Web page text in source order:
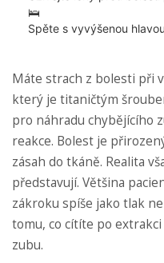
🛌
Spěte s vyvýšenou
Máte strach z bolesti při
který je titaničtým
pro náhradu chybějícího
reakce. Bolest je
zásah do tkáně. Realita
představují. Většina
zákroku spíše jako tlak
tomu, co cítíte po
zubu.